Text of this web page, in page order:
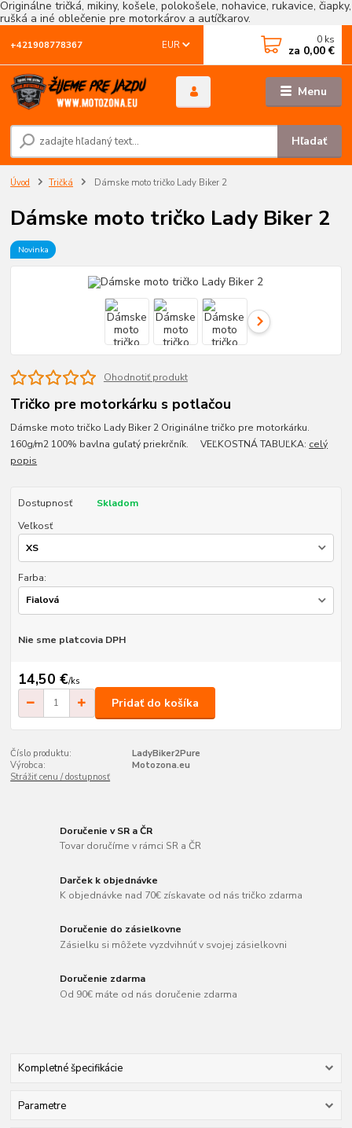
Originálne tričká, mikiny, košele, polokošele, nohavice, rukavice, čiapky,
rušká a iné oblečenie pre motorkárov a autíčkarov.
Menu
EUR
Hľadať
+421908778367 0 ks
za 0,00 €
Úvod Tričká Dámske moto tričko Lady Biker 2
Dámske moto tričko Lady Biker 2
Novinka
Ohodnotiť produkt
Tričko pre motorkárku s potlačou
Dámske moto tričko Lady Biker 2 Originálne tričko pre motorkárku.
160g/m2 100% bavlna guľatý priekrčník. VEĽKOSTNÁ TABUĽKA: celý
popis
Dostupnosť
Skladom
Veľkosť
Farba:
Nie sme platcovia DPH
14,50 €/ks
Pridať do košíka
Číslo produktu:
LadyBiker2Pure
Výrobca:
Motozona.eu
Strážiť cenu / dostupnosť
Doručenie v SR a ČR
Tovar doručíme v rámci SR a ČR
Darček k objednávke
K objednávke nad 70€ získavate od nás tričko zdarma
Doručenie do zásielkovne
Zásielku si môžete vyzdvihnúť v svojej zásielkovni
Doručenie zdarma
Od 90€ máte od nás doručenie zdarma
Kompletné špecifikácie
Parametre